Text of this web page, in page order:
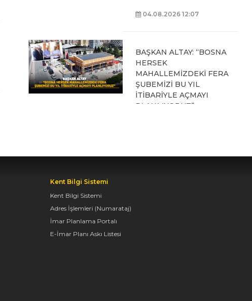
04.08.2026 12:07
BAŞKAN ALTAY: “BOSNA
HERSEK
MAHALLEMİZDEKİ FERA
ŞUBEMİZİ BU YIL
İTİBARİYLE AÇMAYI
PLANLIYORUZ”
Kent Bilgi Sistemi
Kent Bilgi Sistemi
Adres İşlemleri (Numarataj)
İmar Planlama Portalı
E-İmar Planı Askı Listesi